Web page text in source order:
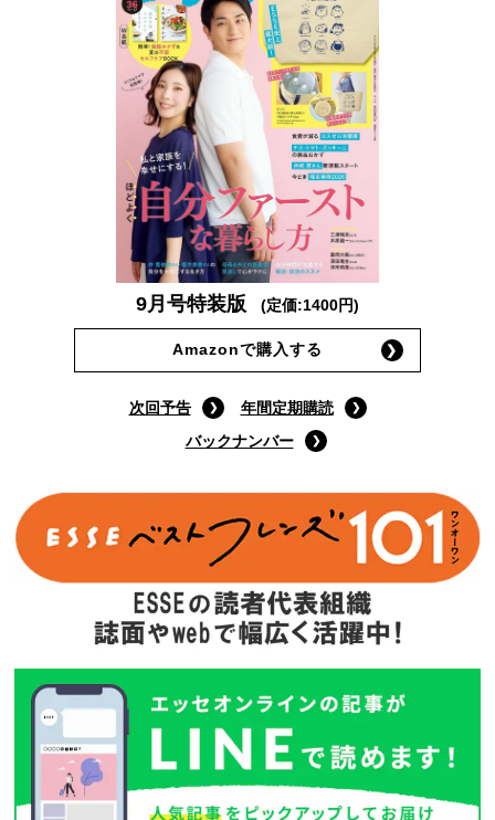
9月号特装版 (定価:1400円)
Amazonで購入する
次回予告
年間定期購読
バックナンバー